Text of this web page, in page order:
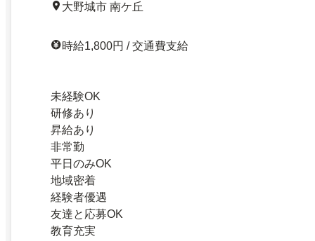
大野城市 南ケ丘
時給1,800円 / 交通費支給
未経験OK
研修あり
昇給あり
非常勤
平日のみOK
地域密着
経験者優遇
友達と応募OK
教育充実